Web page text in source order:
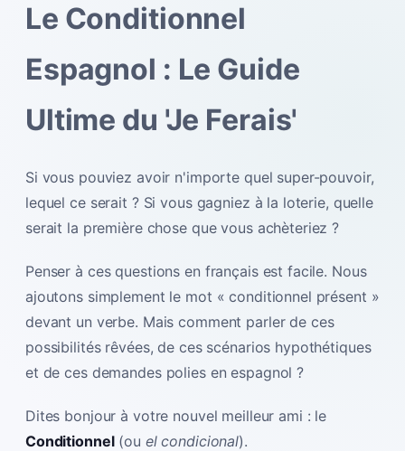
Le Conditionnel
Espagnol : Le Guide
Ultime du 'Je Ferais'
Si vous pouviez avoir n'importe quel super-pouvoir,
lequel ce serait ? Si vous gagniez à la loterie, quelle
serait la première chose que vous achèteriez ?
Penser à ces questions en français est facile. Nous
ajoutons simplement le mot « conditionnel présent »
devant un verbe. Mais comment parler de ces
possibilités rêvées, de ces scénarios hypothétiques
et de ces demandes polies en espagnol ?
Dites bonjour à votre nouvel meilleur ami : le
Conditionnel(ou el condicional).